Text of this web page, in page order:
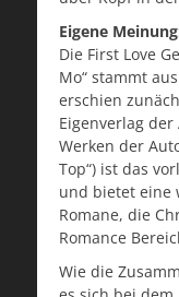
Eigene
Die First Love
Mo“ stammt
erschien
Eigenverlag
Werken der
Top“) ist das
und bietet eine
Romane, die
Romance
Wie die